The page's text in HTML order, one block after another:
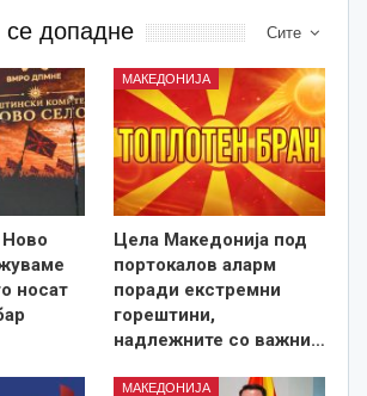
Сите
допадне
носат
МАКЕДОНИЈА
Цела Македонија под
портокалов аларм
поради екстремни
горештини,
надлежните со важни…
МАКЕДОНИЈА